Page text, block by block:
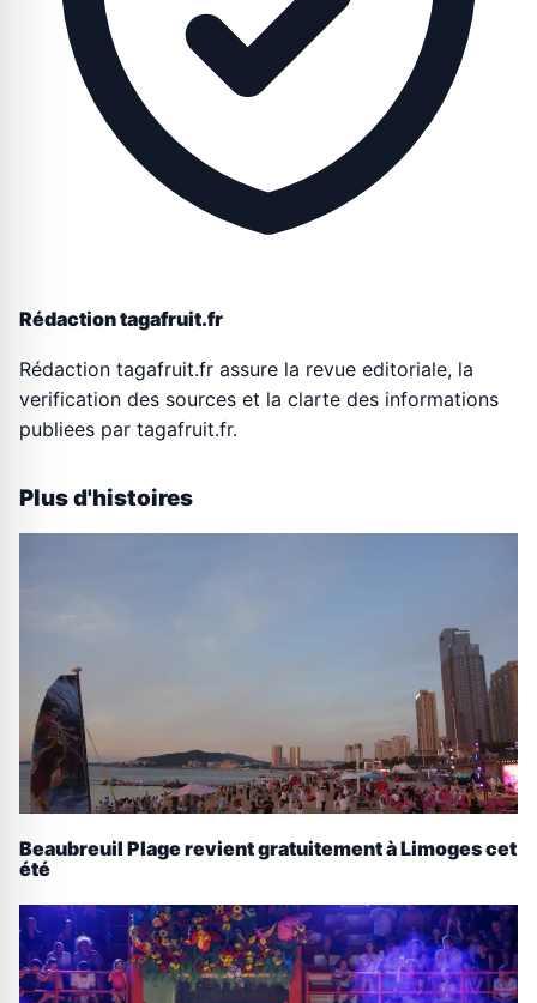
Rédaction tagafruit.fr
Rédaction tagafruit.fr assure la revue editoriale, la
verification des sources et la clarte des informations
publiees par tagafruit.fr.
Plus d'histoires
Beaubreuil Plage revient gratuitement à Limoges cet
été